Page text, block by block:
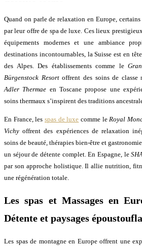
Quand on parle de relaxation en Europe,
par leur offre de spa de luxe. Ces lieux
équipements modernes et une ambiance
destinations incontournables, la Suisse est en
des Alpes. Des établissements comme le
Bürgenstock Resortoffrent des soins de classe
Adler Thermae en Toscane propose une
soins thermaux s’inspirent des traditions
En France, les spas de luxe comme le Royal
Vichy offrent des expériences de relaxation
soins de beauté, thérapies bien-être et
un séjour de détente complet. En Espagne, le
par son approche holistique. Il allie nutrition,
une régénération totale.
Les spas et Massages en
Détente et paysages
Les spas de montagne en Europe offrent une